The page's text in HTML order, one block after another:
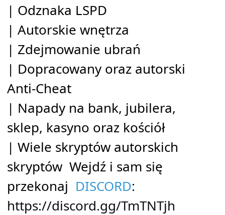
| Odznaka LSPD
| Autorskie wnętrza
| Zdejmowanie ubrań
| Dopracowany oraz autorski
Anti-Cheat
| Napady na bank, jubilera,
sklep, kasyno oraz kościół
| Wiele skryptów autorskich
skryptów Wejdź i sam się
przekonaj DISCORD:
https://discord.gg/TmTNTjh